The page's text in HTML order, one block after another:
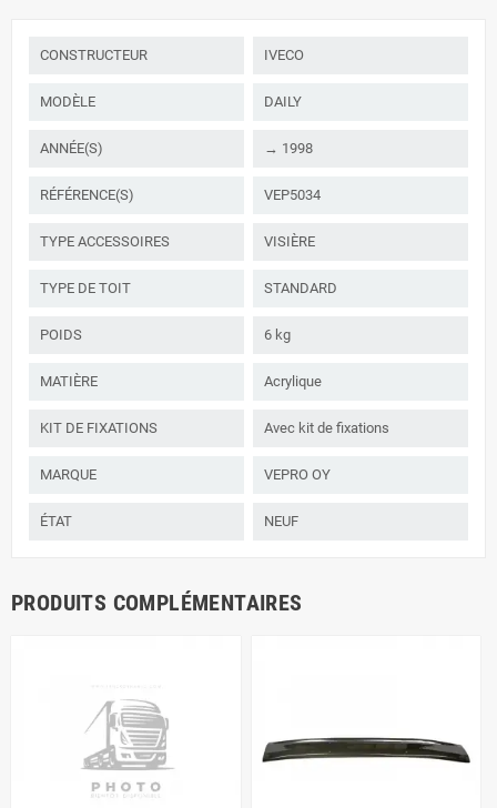
CONSTRUCTEUR IVECO
MODÈLE DAILY
ANNÉE(S) → 1998
RÉFÉRENCE(S) VEP5034
TYPE ACCESSOIRES VISIÈRE
TYPE DE TOIT STANDARD
POIDS 6 kg
MATIÈRE Acrylique
KIT DE FIXATIONS Avec kit de fixations
MARQUE VEPRO OY
ÉTAT NEUF
PRODUITS COMPLÉMENTAIRES